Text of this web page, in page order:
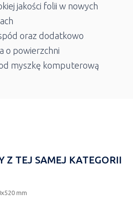
jakości folii w nowych
oraz dodatkowo
o powierzchni
myszkę komputerową
Z TEJ SAMEJ KATEGORII